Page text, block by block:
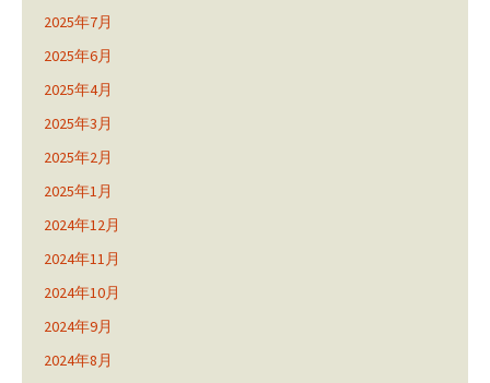
2025年7月
2025年6月
2025年4月
2025年3月
2025年2月
2025年1月
2024年12月
2024年11月
2024年10月
2024年9月
2024年8月